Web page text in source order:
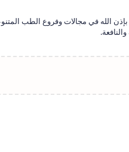
الله في مجالات وفروع الطب